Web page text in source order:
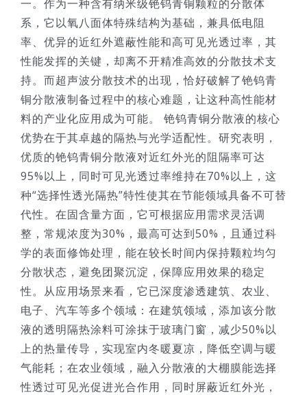
一。作为一种含有纳米级铯钨青铜颗粒的分散体
系，它以氧八面体特殊结构为基础，兼具低电阻
率、优异的近红外遮蔽性能和高可见光透过率，其
性能发挥的关键，却离不开精准高效的分散技术支
持。而超声波分散技术的出现，恰好破解了铯钨青
铜分散液制备过程中的核心难题，让这种高性能材
料的产业化应用成为可能。 铯钨青铜分散液的核心
优势在于其卓越的隔热与光学适配性。研究表明，
优质的铯钨青铜分散液对近红外光的阻隔率可达
95%以上，同时可见光透过率维持在70%以上，这
种“选择性透光隔热”特性使其在节能领域具备不可替
代性。在固含量方面，它可根据应用需求灵活调
整，常规浓度为30%，最高可达到50%，且通过科
学的表面修饰处理，能在较长时间内保持颗粒均匀
分散状态，避免团聚沉淀，保障应用效果的稳定
性。从应用场景来看，它已深度渗透建筑、农业、
电子、汽车等多个领域：在建筑领域，添加该分散
液的透明隔热涂料可涂抹于玻璃门窗，减少50%以
上的热量传导，实现室内冬暖夏凉，降低空调与暖
气能耗；在农业领域，融入分散液的大棚膜能选择
性透过可见光促进光合作用，同时屏蔽近红外光，